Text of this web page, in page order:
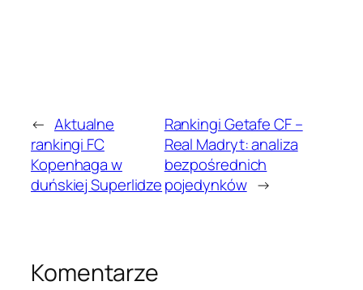
← Aktualne
rankingi FC
Kopenhaga w
duńskiej Superlidze
Rankingi Getafe CF –
Real Madryt: analiza
bezpośrednich
pojedynków →
Komentarze